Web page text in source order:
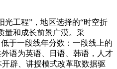
工程”，地区选择的“时空折
量和成长前景广漠。采
于一段线年分数：一段线上的
语为英语、日语、韩语，人才
辟、讲授模式改革取数据驱